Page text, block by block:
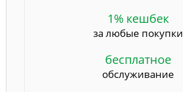
1% кешбек
за любые покупки
бесплатное
обслуживание